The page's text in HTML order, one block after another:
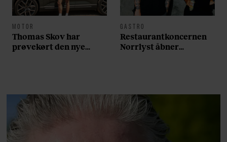
MOTOR
Thomas Skov har
prøvekørt den nye
GASTRO
Restaurantkoncernen
Norrlyst åbner